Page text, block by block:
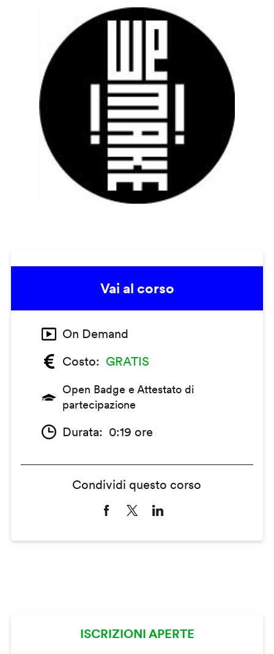
Vai al corso
On Demand
Costo
GRATIS
Open Badge e Attestato di
partecipazione
Durata 0:19 ore
Condividi questo corso
ISCRIZIONI APERTE